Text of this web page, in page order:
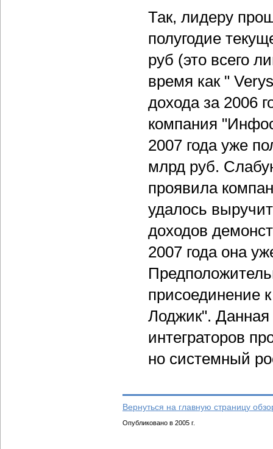
Так, лидеру
полугодие
руб (это всего
время как "
дохода за 2006
компания
2007 года уже
млрд руб.
проявила
удалось
доходов
2007 года она
присоединение
Лоджик". Данная
интеграторов
но системный
Вернуться на главную страницу
Опубликовано в 2005 г.